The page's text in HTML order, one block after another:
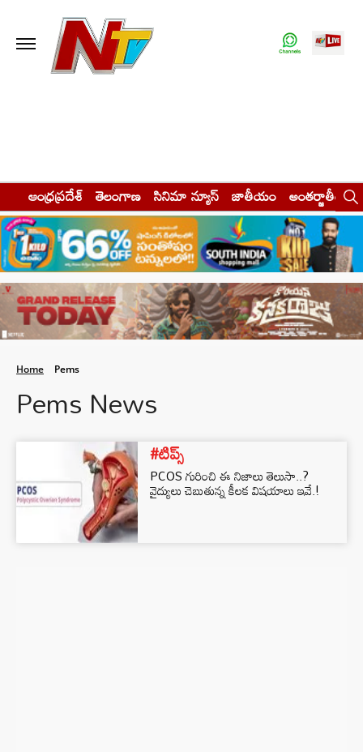
ఆంధ్రప్రదేశ్ తెలంగాణ సినిమా న్యూస్ జాతీయం అంతర్జాతీయం
Home Pems
Pems News
#టిప్స్
PCOS గురించి ఈ నిజాలు తెలుసా..?
వైద్యులు చెబుతున్న కీలక విషయాలు ఇవే.!